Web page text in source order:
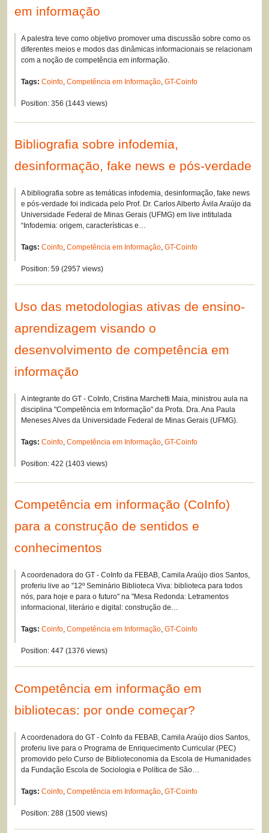
em informação
A palestra teve como objetivo promover uma discussão sobre como os
diferentes meios e modos das dinâmicas informacionais se relacionam
com a noção de competência em informação.
Tags: Coinfo, Competência em Informação, GT-Coinfo
Position: 356 (1443 views)
Bibliografia sobre infodemia,
desinformação, fake news e pós-verdade
A bibliografia sobre as temáticas infodemia, desinformação, fake news
e pós-verdade foi indicada pelo Prof. Dr. Carlos Alberto Ávila Araújo da
Universidade Federal de Minas Gerais (UFMG) em live intitulada
“Infodemia: origem, características e…
Tags: Coinfo, Competência em Informação, GT-Coinfo
Position: 59 (2957 views)
Uso das metodologias ativas de ensino-
aprendizagem visando o
desenvolvimento de competência em
informação
A integrante do GT - CoInfo, Cristina Marchetti Maia, ministrou aula na
disciplina "Competência em Informação" da Profa. Dra. Ana Paula
Meneses Alves da Universidade Federal de Minas Gerais (UFMG).
Tags: Coinfo, Competência em Informação, GT-Coinfo
Position: 422 (1403 views)
Competência em informação (CoInfo)
para a construção de sentidos e
conhecimentos
A coordenadora do GT - CoInfo da FEBAB, Camila Araújo dios Santos,
proferiu live ao "12º Seminário Biblioteca Viva: biblioteca para todos
nós, para hoje e para o futuro" na "Mesa Redonda: Letramentos
informacional, literário e digital: construção de…
Tags: Coinfo, Competência em Informação, GT-Coinfo
Position: 447 (1376 views)
Competência em informação em
bibliotecas: por onde começar?
A coordenadora do GT - CoInfo da FEBAB, Camila Araújo dios Santos,
proferiu live para o Programa de Enriquecimento Curricular (PEC)
promovido pelo Curso de Biblioteconomia da Escola de Humanidades
da Fundação Escola de Sociologia e Política de São…
Tags: Coinfo, Competência em Informação, GT-Coinfo
Position: 288 (1500 views)